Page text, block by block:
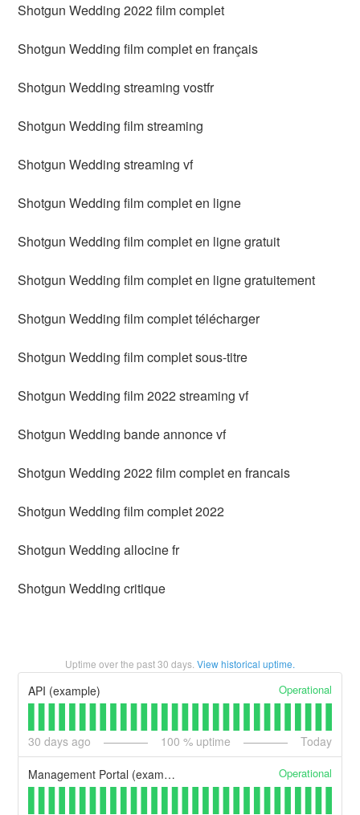
Shotgun Wedding 2022 film complet
Shotgun Wedding film complet en français
Shotgun Wedding streaming vostfr
Shotgun Wedding film streaming
Shotgun Wedding streaming vf
Shotgun Wedding film complet en ligne
Shotgun Wedding film complet en ligne gratuit
Shotgun Wedding film complet en ligne gratuitement
Shotgun Wedding film complet télécharger
Shotgun Wedding film complet sous-titre
Shotgun Wedding film 2022 streaming vf
Shotgun Wedding bande annonce vf
Shotgun Wedding 2022 film complet en francais
Shotgun Wedding film complet 2022
Shotgun Wedding allocine fr
Shotgun Wedding critique
Uptime over the past30 days. View historical uptime.
API (example) Operational
30 days ago 100 % uptime Today
Management Portal (example) Operational